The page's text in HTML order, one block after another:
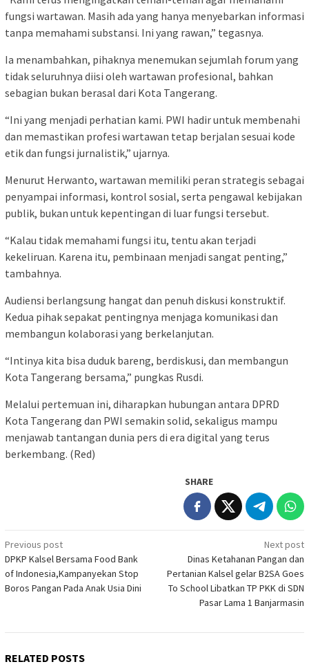
fungsi wartawan. Masih ada yang hanya menyebarkan informasi
tanpa memahami substansi. Ini yang rawan,” tegasnya.
Ia menambahkan, pihaknya menemukan sejumlah forum yang
tidak seluruhnya diisi oleh wartawan profesional, bahkan
sebagian bukan berasal dari Kota Tangerang.
“Ini yang menjadi perhatian kami. PWI hadir untuk membenahi
dan memastikan profesi wartawan tetap berjalan sesuai kode
etik dan fungsi jurnalistik,” ujarnya.
Menurut Herwanto, wartawan memiliki peran strategis sebagai
penyampai informasi, kontrol sosial, serta pengawal kebijakan
publik, bukan untuk kepentingan di luar fungsi tersebut.
“Kalau tidak memahami fungsi itu, tentu akan terjadi
kekeliruan. Karena itu, pembinaan menjadi sangat penting,”
tambahnya.
Audiensi berlangsung hangat dan penuh diskusi konstruktif.
Kedua pihak sepakat pentingnya menjaga komunikasi dan
membangun kolaborasi yang berkelanjutan.
“Intinya kita bisa duduk bareng, berdiskusi, dan membangun
Kota Tangerang bersama,” pungkas Rusdi.
Melalui pertemuan ini, diharapkan hubungan antara DPRD
Kota Tangerang dan PWI semakin solid, sekaligus mampu
menjawab tantangan dunia pers di era digital yang terus
berkembang. (Red)
SHARE
Post
navigation
Previous post
DPKP Kalsel Bersama Food Bank
of Indonesia,Kampanyekan Stop
Boros Pangan Pada Anak Usia Dini
Next post
Dinas Ketahanan Pangan dan
Pertanian Kalsel gelar B2SA Goes
To School Libatkan TP PKK di SDN
Pasar Lama 1 Banjarmasin
RELATED POSTS